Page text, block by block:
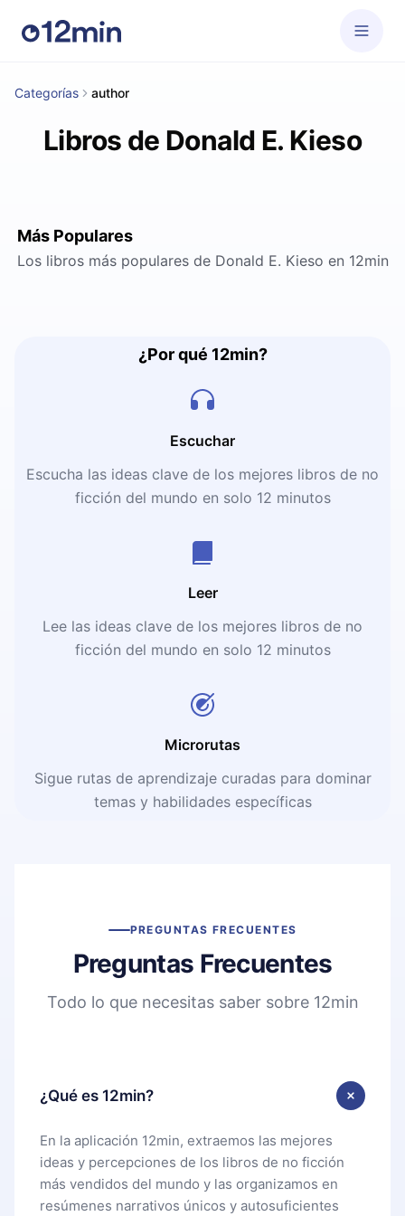
Categorías author
Libros de Donald E. Kieso
Más Populares
Los libros más populares de Donald E. Kieso en 12min
¿Por qué 12min?
Escuchar
Escucha las ideas clave de los mejores libros de no
ficción del mundo en solo 12 minutos
Leer
Lee las ideas clave de los mejores libros de no
ficción del mundo en solo 12 minutos
Microrutas
Sigue rutas de aprendizaje curadas para dominar
temas y habilidades específicas
PREGUNTAS FRECUENTES
Preguntas Frecuentes
Todo lo que necesitas saber sobre 12min
¿Qué es 12min?
En la aplicación 12min, extraemos las mejores
ideas y percepciones de los libros de no ficción
más vendidos del mundo y las organizamos en
resúmenes narrativos únicos y autosuficientes